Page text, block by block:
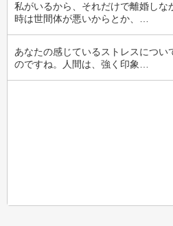
私がいるから、それだけで離婚しな
時は世間体が悪いからとか、…
あなたの感じているストレスについ
のですね。人間は、強く印象…